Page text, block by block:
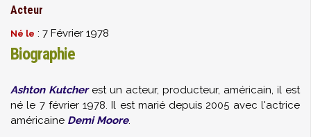
Acteur
Né le : 7 Février 1978
Biographie
Ashton Kutcherest un acteur, producteur, américain, il est
né le 7 février 1978. Il est marié depuis 2005 avec l'actrice
américaine Demi Moore.